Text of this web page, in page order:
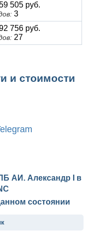
505 руб.
3
756 руб.
27
и стоимости
АИ. Александр I в
состоянии